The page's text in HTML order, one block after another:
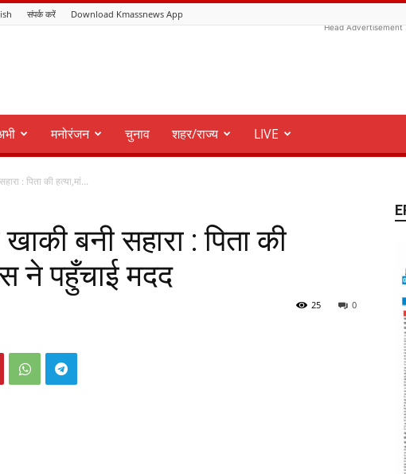
संपर्क करें Download Kmassnews App
Head Advertisement
मनोरंजन चुनाव शहर/राज्य LIVE
: पिता की हत्या,मां...
बनी सहारा : पिता की
ने पहुँचाई मदद
0
25